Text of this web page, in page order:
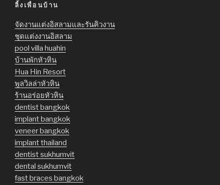
ลิ้งเพื่อนบ้าน
จัดงานแต่งอิสลามและรันคิวงาน
ชุดแต่งงานอิสลาม
pool villa huahin
บ้านพักหัวหิน
Hua Hin Resort
พูลวิลล่าหัวหิน
ร้านอร่อยหัวหิน
dentist bangkok
implant bangkok
veneer bangkok
implant thailand
dentist sukhumvit
dental sukhumvit
fast braces bangkok